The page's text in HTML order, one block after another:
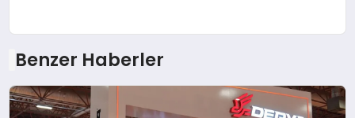
Benzer Haberler